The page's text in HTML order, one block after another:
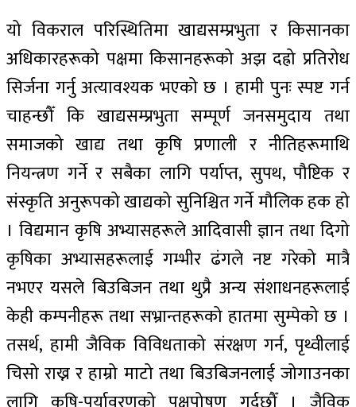
यो विकराल परिस्थितिमा खाद्यसम्प्रभुता र किसानका
अधिकारहरूको पक्षमा किसानहरूको अझ दह्रो प्रतिरोध
सिर्जना गर्नु अत्यावश्यक भएको छ । हामी पुनः स्पष्ट गर्न
चाहन्छौँ कि खाद्यसम्प्रभुता सम्पूर्ण जनसमुदाय तथा
समाजको खाद्य तथा कृषि प्रणाली र नीतिहरूमाथि
नियन्त्रण गर्ने र सबैका लागि पर्याप्त, सुपथ, पौष्टिक र
संस्कृति अनुरूपको खाद्यको सुनिश्चित गर्ने मौलिक हक हो
। विद्यमान कृषि अभ्यासहरूले आदिवासी ज्ञान तथा दिगो
कृषिका अभ्यासहरूलाई गम्भीर ढंगले नष्ट गरेको मात्रै
नभएर यसले बिउबिजन तथा थुप्रै अन्य संशाधनहरूलाई
केही कम्पनीहरू तथा सभ्रान्तहरूको हातमा सुम्पेको छ ।
तसर्थ, हामी जैविक विविधताको संरक्षण गर्न, पृथ्वीलाई
चिसो राख्न र हाम्रो माटो तथा बिउबिजनलाई जोगाउनका